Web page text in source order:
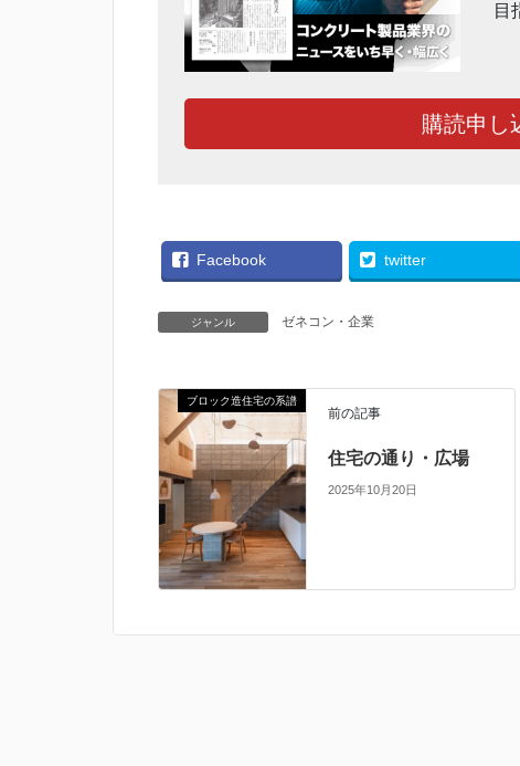
目
購読申し
Facebook twitter
ジャンル ゼネコン・企業
ブロック造住宅の系譜
前の記事
住宅の通り・広場
2025年10月20日